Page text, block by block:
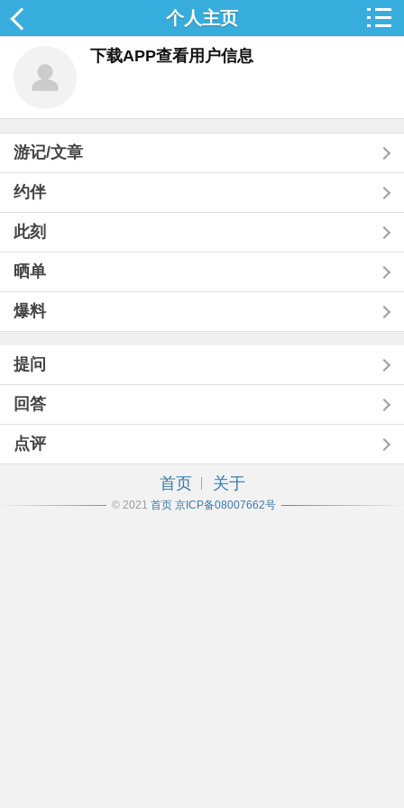
个人主页
下载APP查看用户信息
游记/文章
约伴
此刻
晒单
爆料
提问
回答
点评
首页 关于
© 2021 首页 京ICP备08007662号